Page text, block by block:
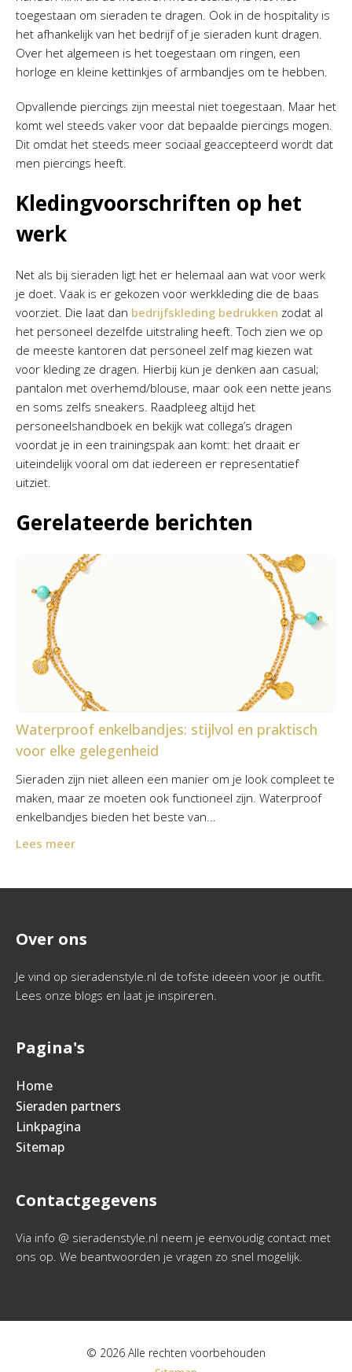
toegestaan om sieraden te dragen. Ook in de hospitality is
het afhankelijk van het bedrijf of je sieraden kunt dragen.
Over het algemeen is het toegestaan om ringen, een
horloge en kleine kettinkjes of armbandjes om te hebben.
Opvallende piercings zijn meestal niet toegestaan. Maar het
komt wel steeds vaker voor dat bepaalde piercings mogen.
Dit omdat het steeds meer sociaal geaccepteerd wordt dat
men piercings heeft.
Kledingvoorschriften op het
werk
Net als bij sieraden ligt het er helemaal aan wat voor werk
je doet. Vaak is er gekozen voor werkkleding die de baas
voorziet. Die laat dan bedrijfskleding bedrukken zodat al
het personeel dezelfde uitstraling heeft. Toch zien we op
de meeste kantoren dat personeel zelf mag kiezen wat
voor kleding ze dragen. Hierbij kun je denken aan casual;
pantalon met overhemd/blouse, maar ook een nette jeans
en soms zelfs sneakers. Raadpleeg altijd het
personeelshandboek en bekijk wat collega’s dragen
voordat je in een trainingspak aan komt: het draait er
uiteindelijk vooral om dat iedereen er representatief
uitziet.
Gerelateerde berichten
Waterproof enkelbandjes: stijlvol en praktisch
voor elke gelegenheid
Sieraden zijn niet alleen een manier om je look compleet te
maken, maar ze moeten ook functioneel zijn. Waterproof
enkelbandjes bieden het beste van...
Lees meer
Over ons
Je vind op sieradenstyle.nl de tofste ideeën voor je outfit.
Lees onze blogs en laat je inspireren.
Pagina's
Home
Sieraden partners
Linkpagina
Sitemap
Contactgegevens
Via info @ sieradenstyle.nl neem je eenvoudig contact met
ons op. We beantwoorden je vragen zo snel mogelijk.
© 2026 Alle rechten voorbehouden